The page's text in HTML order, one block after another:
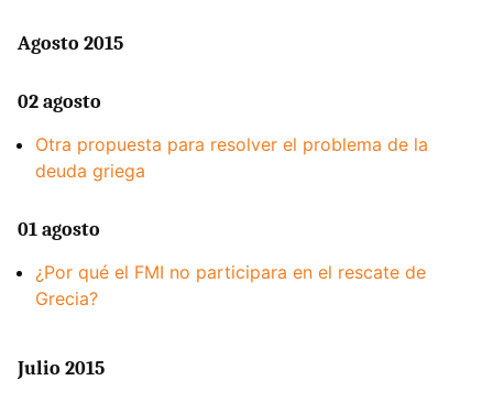
Agosto 2015
02 agosto
Otra propuesta para resolver el problema de la
deuda griega
01 agosto
¿Por qué el FMI no participara en el rescate de
Grecia?
Julio 2015